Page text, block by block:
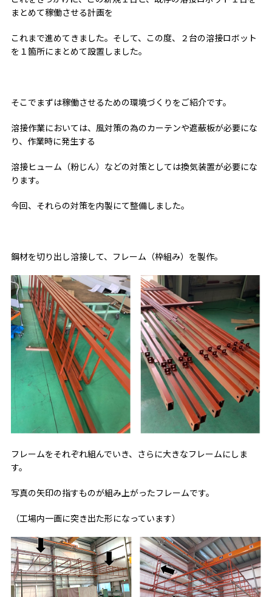
まとめて稼働させる計画を
これまで進めてきました。そして、この度、２台の溶接ロボット
を１箇所にまとめて設置しました。
そこでまずは稼働させるための環境づくりをご紹介です。
溶接作業においては、風対策の為のカーテンや遮蔽板が必要にな
り、作業時に発生する
溶接ヒューム（粉じん）などの対策としては換気装置が必要にな
ります。
今回、それらの対策を内製にて整備しました。
鋼材を切り出し溶接して、フレーム（枠組み）を製作。
フレームをそれぞれ組んでいき、さらに大きなフレームにしま
す。
写真の矢印の指すものが組み上がったフレームです。
（工場内一画に突き出た形になっています）